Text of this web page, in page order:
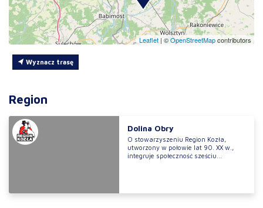
Leaflet | ©OpenStreetMapcontributors
Wyznacz trasę
Region
Dolina Obry
O stowarzyszeniu Region Kozła,
utworzony w połowie lat 90. XX w.,
integruje społeczność sześciu...